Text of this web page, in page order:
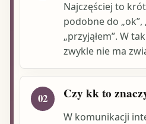
Najczęściej to
podobne do „ok”,
„przyjąłem”. W
zwykle nie ma
02 Czy kk to
W komunikacji